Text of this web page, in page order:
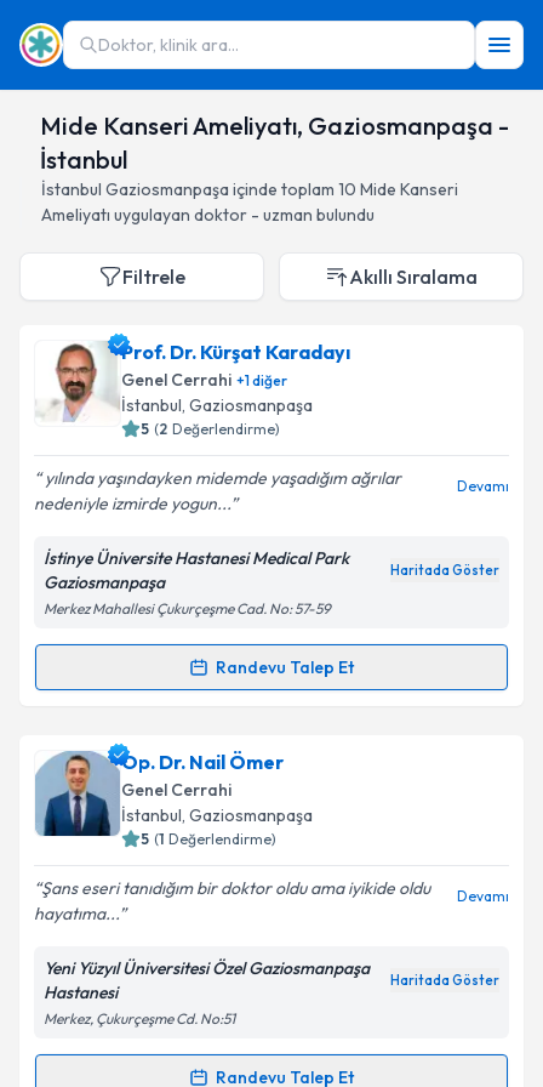
Doktor, klinik ara...
Mide Kanseri Ameliyatı, Gaziosmanpaşa -
İstanbul
İstanbul Gaziosmanpaşa içinde toplam 10 Mide Kanseri
Ameliyatı uygulayan doktor - uzman bulundu
Filtrele Akıllı Sıralama
Prof. Dr. Kürşat Karadayı
Genel Cerrahi +1diğer
İstanbul, Gaziosmanpaşa
5 (2 Değerlendirme)
yılında yaşındayken midemde yaşadığım ağrılar
nedeniyle izmirde yogun...
Devamı
İstinye Üniversite Hastanesi Medical Park
Gaziosmanpaşa
Haritada Göster
Merkez Mahallesi Çukurçeşme Cad. No: 57-59
Randevu Talep Et
Randevu Takvimi Talebi
Prof. Dr. Kürşat Karadayı
oluşturun. Size bu uzmandan randevu almanız için bir
takvim hazırlandığında e-posta ile bilgilendireceğiz.
Kişisel verilerimin işlenmesine ilişkin
Aydınlatma
Metni
kapsamda işlenmesini kabul ediyorum.
Op. Dr. Nail Ömer
Genel Cerrahi
İstanbul, Gaziosmanpaşa
5 (1 Değerlendirme)
Şans eseri tanıdığım bir doktor oldu ama iyikide oldu
hayatıma...
Devamı
Yeni Yüzyıl Üniversitesi Özel Gaziosmanpaşa
Hastanesi
Haritada Göster
Merkez, Çukurçeşme Cd. No:51
Randevu Talep Et